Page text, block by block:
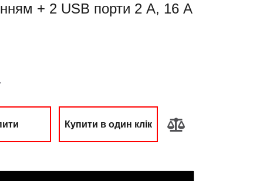
+ 2 USB порти 2 A, 16 А
Купити в один клік